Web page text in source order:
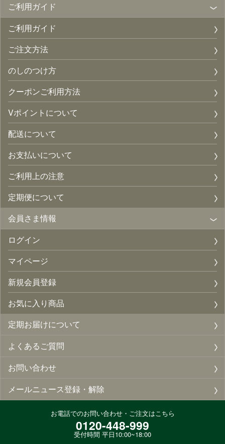
ご利用ガイド
ご利用ガイド
ご注文方法
のしのつけ方
クーポンご利用方法
Vポイントについて
配送について
お支払いについて
ご利用上の注意
定期便について
会員さま情報
ログイン
マイページ
新規会員登録
お気に入り商品
定期お届けについて
よくあるご質問
お問い合わせ
メールニュース登録・解除
お電話でのお問い合わせ・ご注文はこちら
0120-448-999
受付時間 平日10:00~18:00